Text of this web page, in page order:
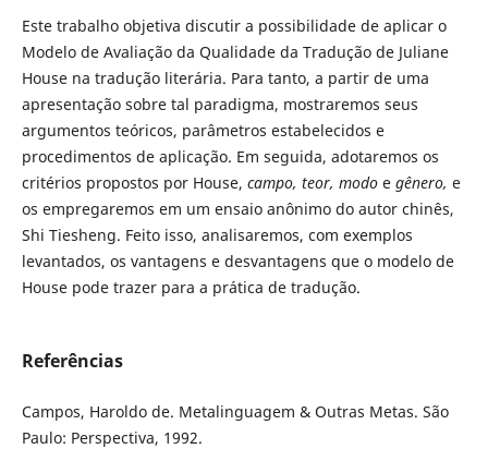
Este trabalho objetiva discutir a possibilidade de aplicar o
Modelo de Avaliação da Qualidade da Tradução de Juliane
House na tradução literária. Para tanto, a partir de uma
apresentação sobre tal paradigma, mostraremos seus
argumentos teóricos, parâmetros estabelecidos e
procedimentos de aplicação. Em seguida, adotaremos os
critérios propostos por House, campo, teor, modoe gênero, e
os empregaremos em um ensaio anônimo do autor chinês,
Shi Tiesheng. Feito isso, analisaremos, com exemplos
levantados, os vantagens e desvantagens que o modelo de
House pode trazer para a prática de tradução.
Referências
Campos, Haroldo de. Metalinguagem & Outras Metas. São
Paulo: Perspectiva, 1992.